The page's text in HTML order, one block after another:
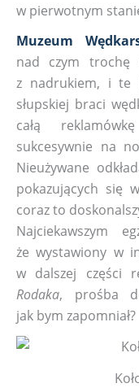
w pierwotnym
Muzeum
nad czym trochę
z nadrukiem, i te
słupskiej braci
całą
sukcesywnie na
Nieużywane
pokazujących się
coraz to
Najciekawszym
że wystawiony w
w dalszej części
Rodaka, prośba
jak bym zapomniał?